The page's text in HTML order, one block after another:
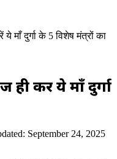
दुर्गा के 5 विशेष मंत्रों का
करें ये माँ दुर्गा
September 24, 2025